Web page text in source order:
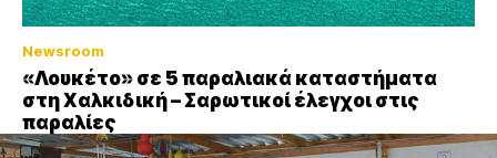
Newsroom
«Λουκέτο» σε 5 παραλιακά καταστήματα
στη Χαλκιδική – Σαρωτικοί έλεγχοι στις
παραλίες